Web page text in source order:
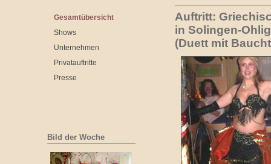
Gesamtübersicht
Shows
Unternehmen
Privatauftritte
Presse
Bild der Woche
Auftritt:
in Solingen-
(Duett mit